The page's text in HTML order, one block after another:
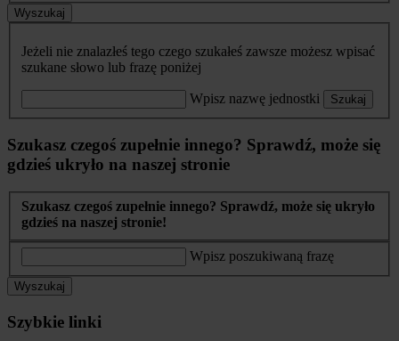
Wyszukaj
Jeżeli nie znalazłeś tego czego szukałeś zawsze możesz wpisać
szukane słowo lub frazę poniżej
Wpisz nazwę jednostki Szukaj
Szukasz czegoś zupełnie innego? Sprawdź, może się
gdzieś ukryło na naszej stronie
Szukasz czegoś zupełnie innego? Sprawdź, może się ukryło
gdzieś na naszej stronie!
Wpisz poszukiwaną frazę
Wyszukaj
Szybkie linki